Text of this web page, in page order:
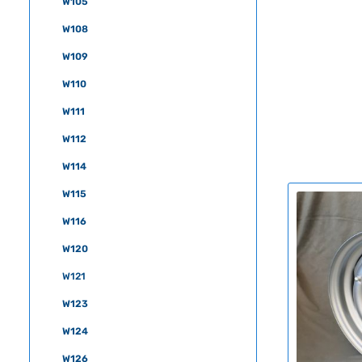
W108
W109
W110
W111
W112
W114
W115
W116
W120
W121
W123
W124
W126